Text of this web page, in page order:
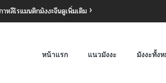
าหลีโรแมนติกมังงะจีนดูเพิ่มเติม
หน้าแรก แนวมังงะ มังงะทั้ง